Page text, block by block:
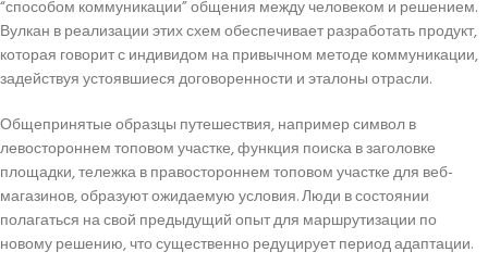
“способом коммуникации” общения между человеком и решением.
Вулкан в реализации этих схем обеспечивает разработать продукт,
которая говорит с индивидом на привычном методе коммуникации,
задействуя устоявшиеся договоренности и эталоны отрасли.
Общепринятые образцы путешествия, например символ в
левостороннем топовом участке, функция поиска в заголовке
площадки, тележка в правостороннем топовом участке для веб-
магазинов, образуют ожидаемую условия. Люди в состоянии
полагаться на свой предыдущий опыт для маршрутизации по
новому решению, что существенно редуцирует период адаптации.